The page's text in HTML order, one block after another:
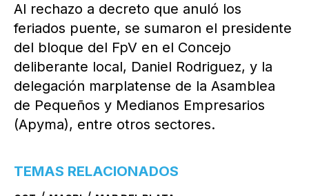
Al rechazo a decreto que anuló los
feriados puente, se sumaron el presidente
del bloque del FpV en el Concejo
deliberante local, Daniel Rodriguez, y la
delegación marplatense de la Asamblea
de Pequeños y Medianos Empresarios
(Apyma), entre otros sectores.
TEMAS RELACIONADOS